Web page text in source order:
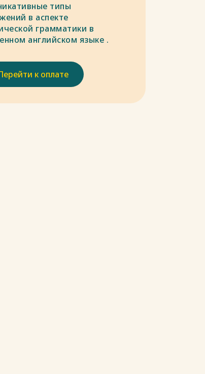
типы
в аспекте
грамматики в
английском языке .
к оплате